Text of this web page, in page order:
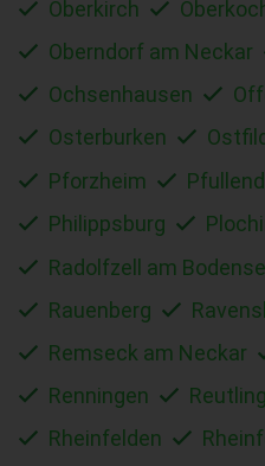
Oberkirch
Oberndorf am Neckar
Ochsenhausen
Osterburken
Pforzheim
Philippsburg
Radolfzell am
Rauenberg
Remseck am Neckar
Renningen
Rheinfelden